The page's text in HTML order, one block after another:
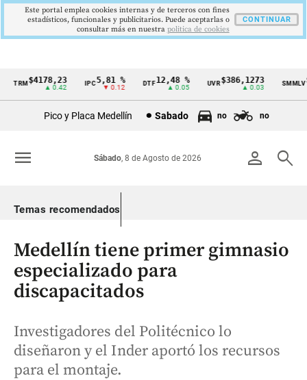
Cintillo
Colombia
TRM$4178,23
▲ 0.42
5,81 %
▼ 0.12
DTF12,48 %
▲ 0.05
UVR$386,1273
▲ 0.03
SMMLV
Pico y Placa Medellín Sabado no no
person search
Sábado, 8 de Agosto de 2026
menu
Temas recomendados
Medellín tiene primer gimnasio
especializado para
discapacitados
Investigadores del Politécnico lo
diseñaron y el Inder aportó los recursos
para el montaje.
Este portal emplea cookies internas y de terceros con fines
estadísticos, funcionales y publicitarios. Puede aceptarlas o
consultar más en nuestra politica de cookies
CONTINUAR